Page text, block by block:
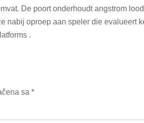
De poort onderhoudt angstrom
nabij oproep aan speler die evalueert
.
sa *